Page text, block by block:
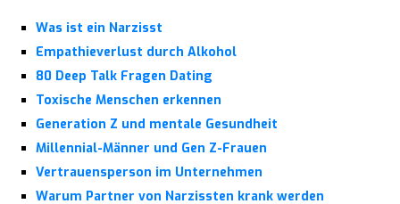
Was ist ein Narzisst
Empathieverlust durch Alkohol
80 Deep Talk Fragen Dating
Toxische Menschen erkennen
Generation Z und mentale Gesundheit
Millennial-Männer und Gen Z-Frauen
Vertrauensperson im Unternehmen
Warum Partner von Narzissten krank werden